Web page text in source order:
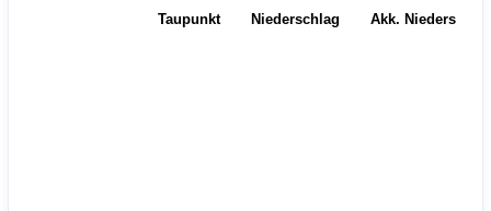
Taupunkt Niederschlag Akk.